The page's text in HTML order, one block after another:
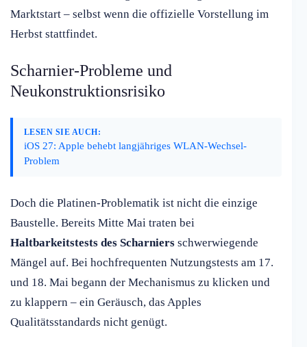
Marktstart – selbst wenn die offizielle Vorstellung im
Herbst stattfindet.
Scharnier-Probleme und
Neukonstruktionsrisiko
LESEN SIE AUCH:
iOS 27: Apple behebt langjähriges WLAN-Wechsel-
Problem
Doch die Platinen-Problematik ist nicht die einzige
Baustelle. Bereits Mitte Mai traten bei
Haltbarkeitstests des Scharniers schwerwiegende
Mängel auf. Bei hochfrequenten Nutzungstests am 17.
und 18. Mai begann der Mechanismus zu klicken und
zu klappern – ein Geräusch, das Apples
Qualitätsstandards nicht genügt.